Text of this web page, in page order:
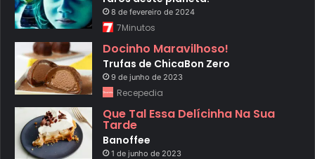
8 de fevereiro de 2024
7Minutos
Docinho Maravilhoso!
Trufas de ChicaBon Zero
9 de junho de 2023
Recepedia
Que Tal Essa Delícinha Na Sua
Tarde
Banoffee
1 de junho de 2023